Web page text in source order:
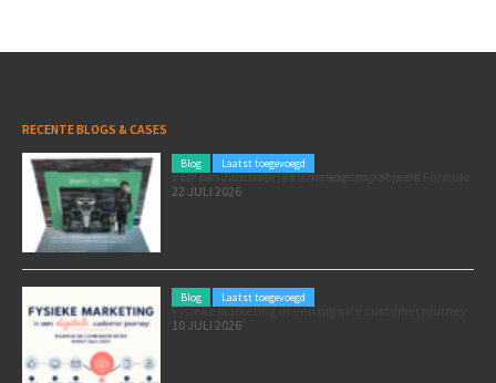
RECENTE BLOGS & CASES
Blog Laatst toegevoegd
Poleposition voor je marketing: zó zet je de Formule 1 GP van Zandvoort in als marketingmoment
22 JULI 2026
Blog Laatst toegevoegd
Fysieke marketing in een digitale customer journey
10 JULI 2026